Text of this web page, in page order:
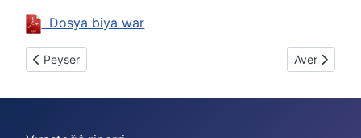
Dosya biya war
Previous article: 01
Peyser Next
Aver